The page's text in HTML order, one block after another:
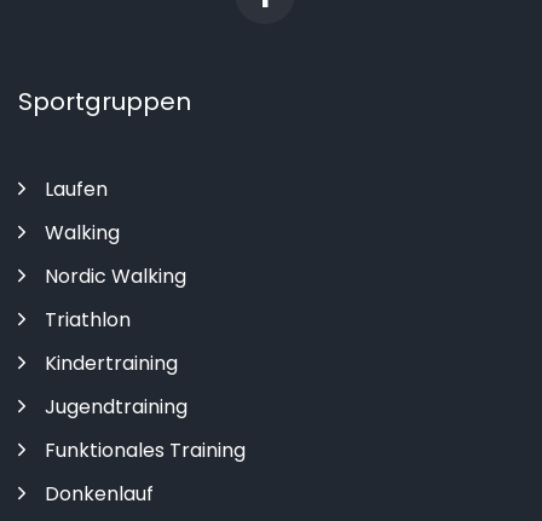
Sportgruppen
Laufen
Walking
Nordic Walking
Triathlon
Kindertraining
Jugendtraining
Funktionales Training
Donkenlauf